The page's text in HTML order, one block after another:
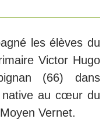
les élèves du
Victor Hugo
(66) dans
native au cœur du
Vernet.